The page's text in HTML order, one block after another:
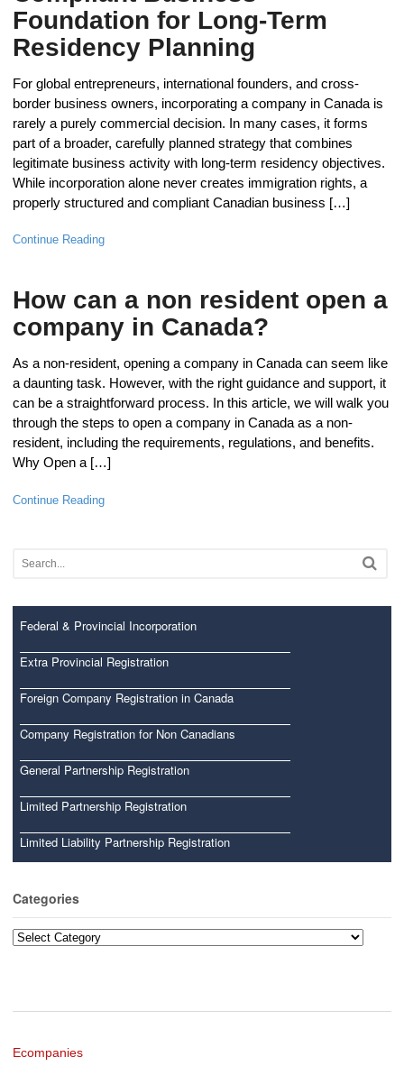
Foundation for Long-Term
Residency Planning
For global entrepreneurs, international founders, and cross-
border business owners, incorporating a company in Canada is
rarely a purely commercial decision. In many cases, it forms
part of a broader, carefully planned strategy that combines
legitimate business activity with long-term residency objectives.
While incorporation alone never creates immigration rights, a
properly structured and compliant Canadian business […]
Continue Reading
How can a non resident open a
company in Canada?
As a non-resident, opening a company in Canada can seem like
a daunting task. However, with the right guidance and support, it
can be a straightforward process. In this article, we will walk you
through the steps to open a company in Canada as a non-
resident, including the requirements, regulations, and benefits.
Why Open a […]
Continue Reading
Federal & Provincial Incorporation
Extra Provincial Registration
Foreign Company Registration in Canada
Company Registration for Non Canadians
General Partnership Registration
Limited Partnership Registration
Limited Liability Partnership Registration
Categories
Categories
Ecompanies